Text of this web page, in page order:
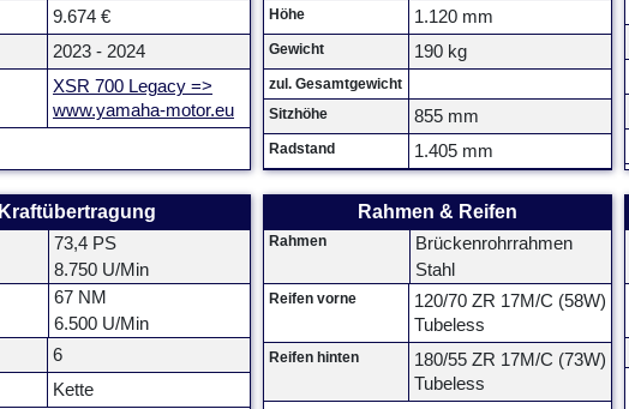
9.674 €
2023 - 2024
XSR 700 Legacy =>
www.yamaha-motor.eu
Höhe 1.120 mm
Gewicht 190 kg
zul. Gesamtgewicht
Sitzhöhe
855 mm
Radstand 1.405 mm
Kraftübertragung
73,4 PS
8.750 U/Min
67 NM
6.500 U/Min
6
Kette
Rahmen & Reifen
Rahmen
Brückenrohrrahmen
Stahl
Reifen vorne
120/70 ZR 17M/C (58W)
Tubeless
Reifen hinten
180/55 ZR 17M/C (73W)
Tubeless